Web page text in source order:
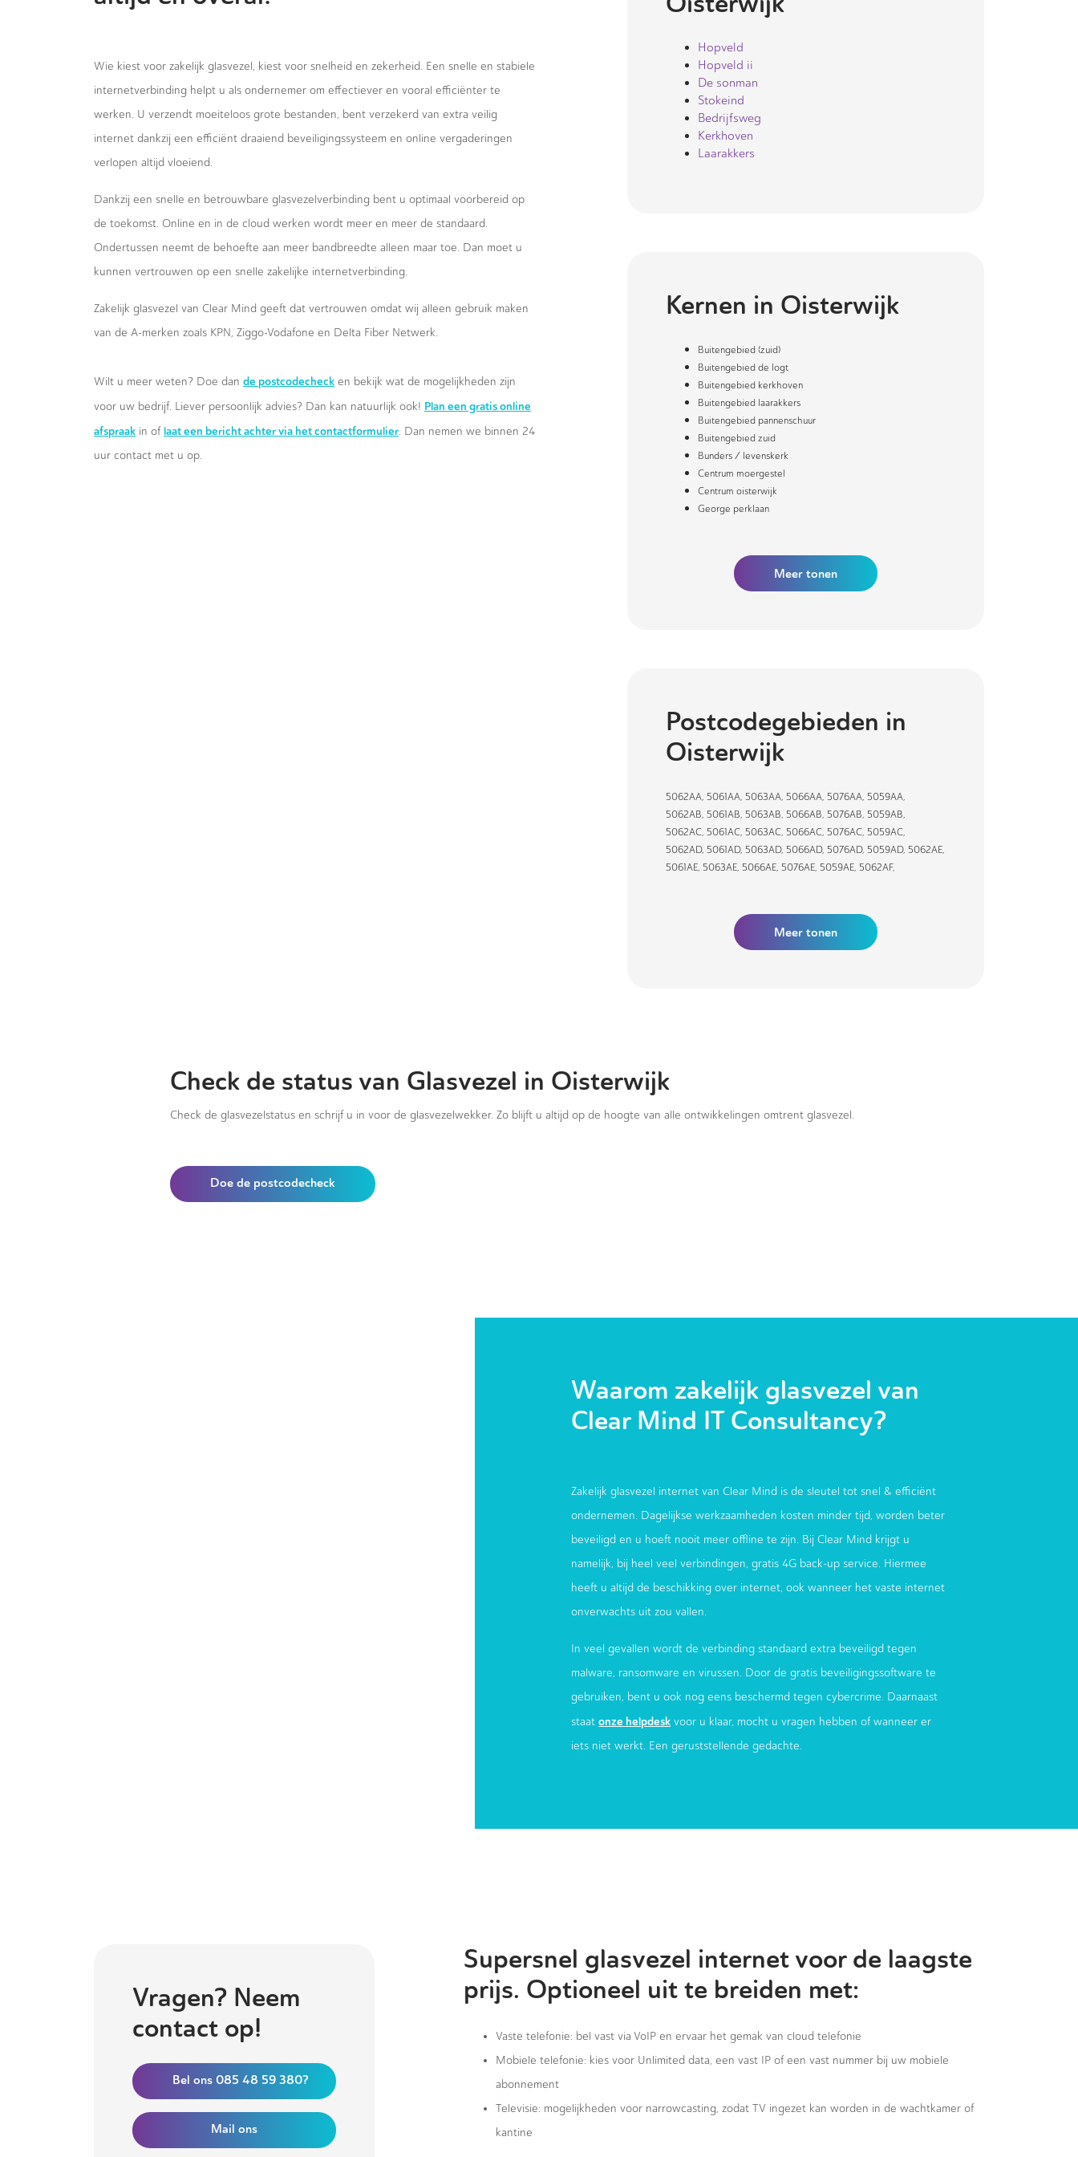
Wie kiest voor zakelijk glasvezel, kiest voor snelheid en zekerheid. Een snelle en stabiele
internetverbinding helpt u als ondernemer om effectiever en vooral efficiënter te
werken. U verzendt moeiteloos grote bestanden, bent verzekerd van extra veilig
internet dankzij een efficiënt draaiend beveiligingssysteem en online vergaderingen
verlopen altijd vloeiend.
Dankzij een snelle en betrouwbare glasvezelverbinding bent u optimaal voorbereid op
de toekomst. Online en in de cloud werken wordt meer en meer de standaard.
Ondertussen neemt de behoefte aan meer bandbreedte alleen maar toe. Dan moet u
kunnen vertrouwen op een snelle zakelijke internetverbinding.
Zakelijk glasvezel van Clear Mind geeft dat vertrouwen omdat wij alleen gebruik maken
van de A-merken zoals KPN, Ziggo-Vodafone en Delta Fiber Netwerk.
Wilt u meer weten? Doe dan de postcodecheck en bekijk wat de mogelijkheden zijn
voor uw bedrijf. Liever persoonlijk advies? Dan kan natuurlijk ook! Plan een gratis online
afspraak in of laat een bericht achter via het contactformulier. Dan nemen we binnen 24
uur contact met u op.
Hopveld
Hopveld ii
De sonman
Stokeind
Bedrijfsweg
Kerkhoven
Laarakkers
Kernen in Oisterwijk
Buitengebied (zuid)
Buitengebied de logt
Buitengebied kerkhoven
Buitengebied laarakkers
Buitengebied pannenschuur
Buitengebied zuid
Bunders / levenskerk
Centrum moergestel
Centrum oisterwijk
George perklaan
Meer tonen
Postcodegebieden in
Oisterwijk
5062AA, 5061AA, 5063AA, 5066AA, 5076AA, 5059AA,
5062AB, 5061AB, 5063AB, 5066AB, 5076AB, 5059AB,
5062AC, 5061AC, 5063AC, 5066AC, 5076AC, 5059AC,
5062AD, 5061AD, 5063AD, 5066AD, 5076AD, 5059AD, 5062AE,
5061AE, 5063AE, 5066AE, 5076AE, 5059AE, 5062AF,
Meer tonen
Check de status van Glasvezel in Oisterwijk
Check de glasvezelstatus en schrijf u in voor de glasvezelwekker. Zo blijft u altijd op de hoogte van alle ontwikkelingen omtrent glasvezel.
Doe de postcodecheck
Waarom zakelijk glasvezel van
Clear Mind IT Consultancy?
Zakelijk glasvezel internet van Clear Mind is de sleutel tot snel & efficiënt
ondernemen. Dagelijkse werkzaamheden kosten minder tijd, worden beter
beveiligd en u hoeft nooit meer offline te zijn. Bij Clear Mind krijgt u
namelijk, bij heel veel verbindingen, gratis 4G back-up service. Hiermee
heeft u altijd de beschikking over internet, ook wanneer het vaste internet
onverwachts uit zou vallen.
In veel gevallen wordt de verbinding standaard extra beveiligd tegen
malware, ransomware en virussen. Door de gratis beveiligingssoftware te
gebruiken, bent u ook nog eens beschermd tegen cybercrime. Daarnaast
staat onze helpdesk voor u klaar, mocht u vragen hebben of wanneer er
iets niet werkt. Een geruststellende gedachte.
Vragen? Neem
contact op!
Bel ons 085 48 59 380?
Mail ons
Supersnel glasvezel internet voor de laagste
prijs. Optioneel uit te breiden met:
Vaste telefonie: bel vast via VoIP en ervaar het gemak van cloud telefonie
Mobiele telefonie: kies voor Unlimited data, een vast IP of een vast nummer bij uw mobiele
abonnement
Televisie: mogelijkheden voor narrowcasting, zodat TV ingezet kan worden in de wachtkamer of
kantine